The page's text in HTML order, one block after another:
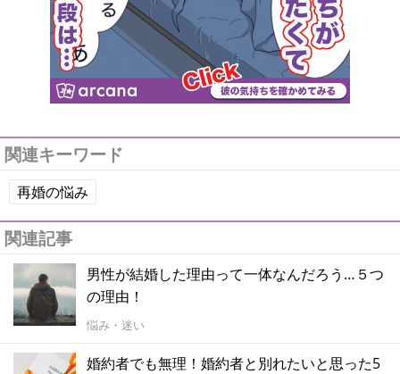
関連キーワード
再婚の悩み
関連記事
男性が結婚した理由って一体なんだろう…５つ
の理由！
悩み・迷い
婚約者でも無理！婚約者と別れたいと思った5